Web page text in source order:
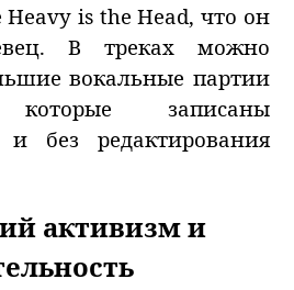
is the Head, что он
В треках можно
вокальные партии
которые записаны
и без редактирования
активизм и